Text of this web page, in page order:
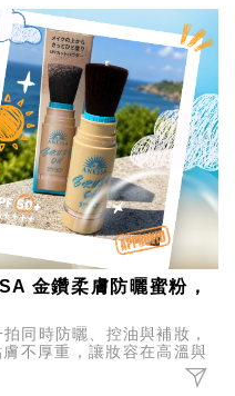
金鑽柔膚防曬蜜粉，
同時防曬、控油與補妝，
不厚重，讓妝容在高溫與
都像剛上妝一樣精緻自然